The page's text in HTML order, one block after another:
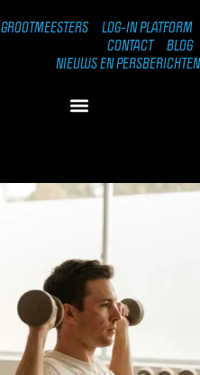
GROOTMEESTERS
LOG-IN PLATFORM
CONTACT
BLOG
NIEUWS EN PERSBERICHTEN